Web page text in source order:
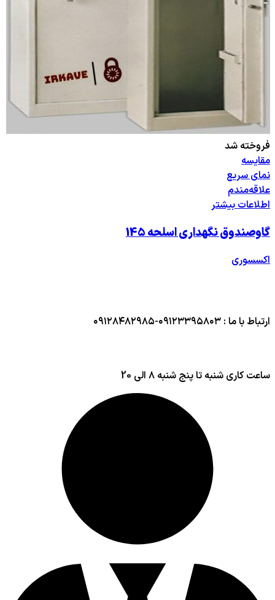
فروخته شد
مقایسه
نمای سریع
علاقه‌مندم
اطلاعات بیشتر
گاوصندوق نگهداری اسلحه 145
اکسسوری
ارتباط با ما : ۰۹۱۲۳۳۹۵۸۰۳-۰۹۱۲۸۴۸۲۹۸۵
ساعت کاری شنبه تا پنج شنبه ۸ الی 20